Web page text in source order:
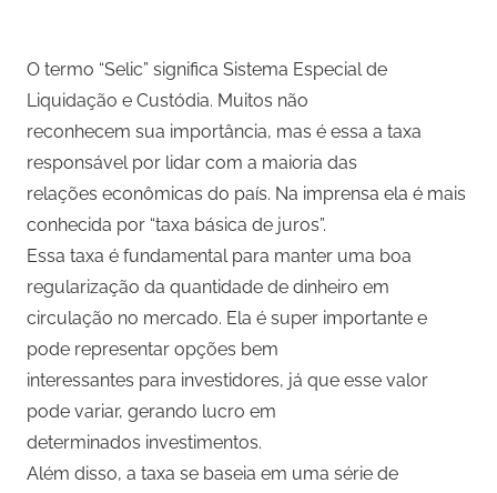
O termo “Selic” significa Sistema Especial de
Liquidação e Custódia. Muitos não
reconhecem sua importância, mas é essa a taxa
responsável por lidar com a maioria das
relações econômicas do país. Na imprensa ela é mais
conhecida por “taxa básica de juros”.
Essa taxa é fundamental para manter uma boa
regularização da quantidade de dinheiro em
circulação no mercado. Ela é super importante e
pode representar opções bem
interessantes para investidores, já que esse valor
pode variar, gerando lucro em
determinados investimentos.
Além disso, a taxa se baseia em uma série de